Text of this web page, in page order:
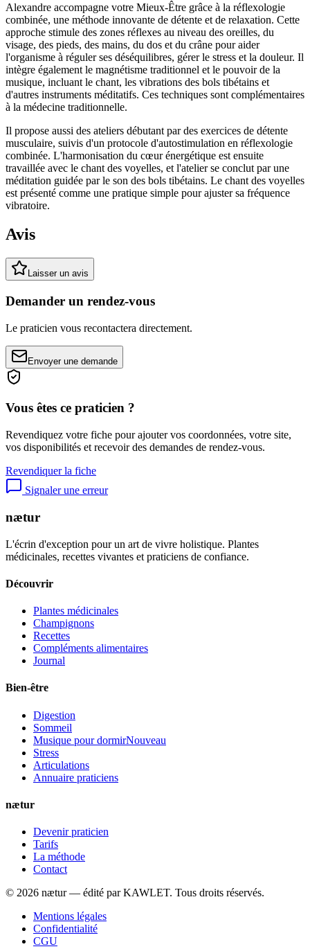
Alexandre accompagne votre Mieux-Être grâce à la réflexologie
combinée, une méthode innovante de détente et de relaxation. Cette
approche stimule des zones réflexes au niveau des oreilles, du
visage, des pieds, des mains, du dos et du crâne pour aider
l'organisme à réguler ses déséquilibres, gérer le stress et la douleur. Il
intègre également le magnétisme traditionnel et le pouvoir de la
musique, incluant le chant, les vibrations des bols tibétains et
d'autres instruments méditatifs. Ces techniques sont complémentaires
à la médecine traditionnelle.
Il propose aussi des ateliers débutant par des exercices de détente
musculaire, suivis d'un protocole d'autostimulation en réflexologie
combinée. L'harmonisation du cœur énergétique est ensuite
travaillée avec le chant des voyelles, et l'atelier se conclut par une
méditation guidée par le son des bols tibétains. Le chant des voyelles
est présenté comme une pratique simple pour ajuster sa fréquence
vibratoire.
Avis
Laisser un avis
Demander un rendez-vous
Le praticien vous recontactera directement.
Envoyer une demande
Vous êtes ce praticien ?
Revendiquez votre fiche pour ajouter vos coordonnées, votre site,
vos disponibilités et recevoir des demandes de rendez-vous.
Revendiquer la fiche
Signaler une erreur
nætur
L'écrin d'exception pour un art de vivre holistique. Plantes
médicinales, recettes vivantes et praticiens de confiance.
Découvrir
Plantes médicinales
Champignons
Recettes
Compléments alimentaires
Journal
Bien-être
Digestion
Sommeil
Musique pour dormirNouveau
Stress
Articulations
Annuaire praticiens
nætur
Devenir praticien
Tarifs
La méthode
Contact
© 2026 nætur — édité par KAWLET. Tous droits réservés.
Mentions légales
Confidentialité
CGU